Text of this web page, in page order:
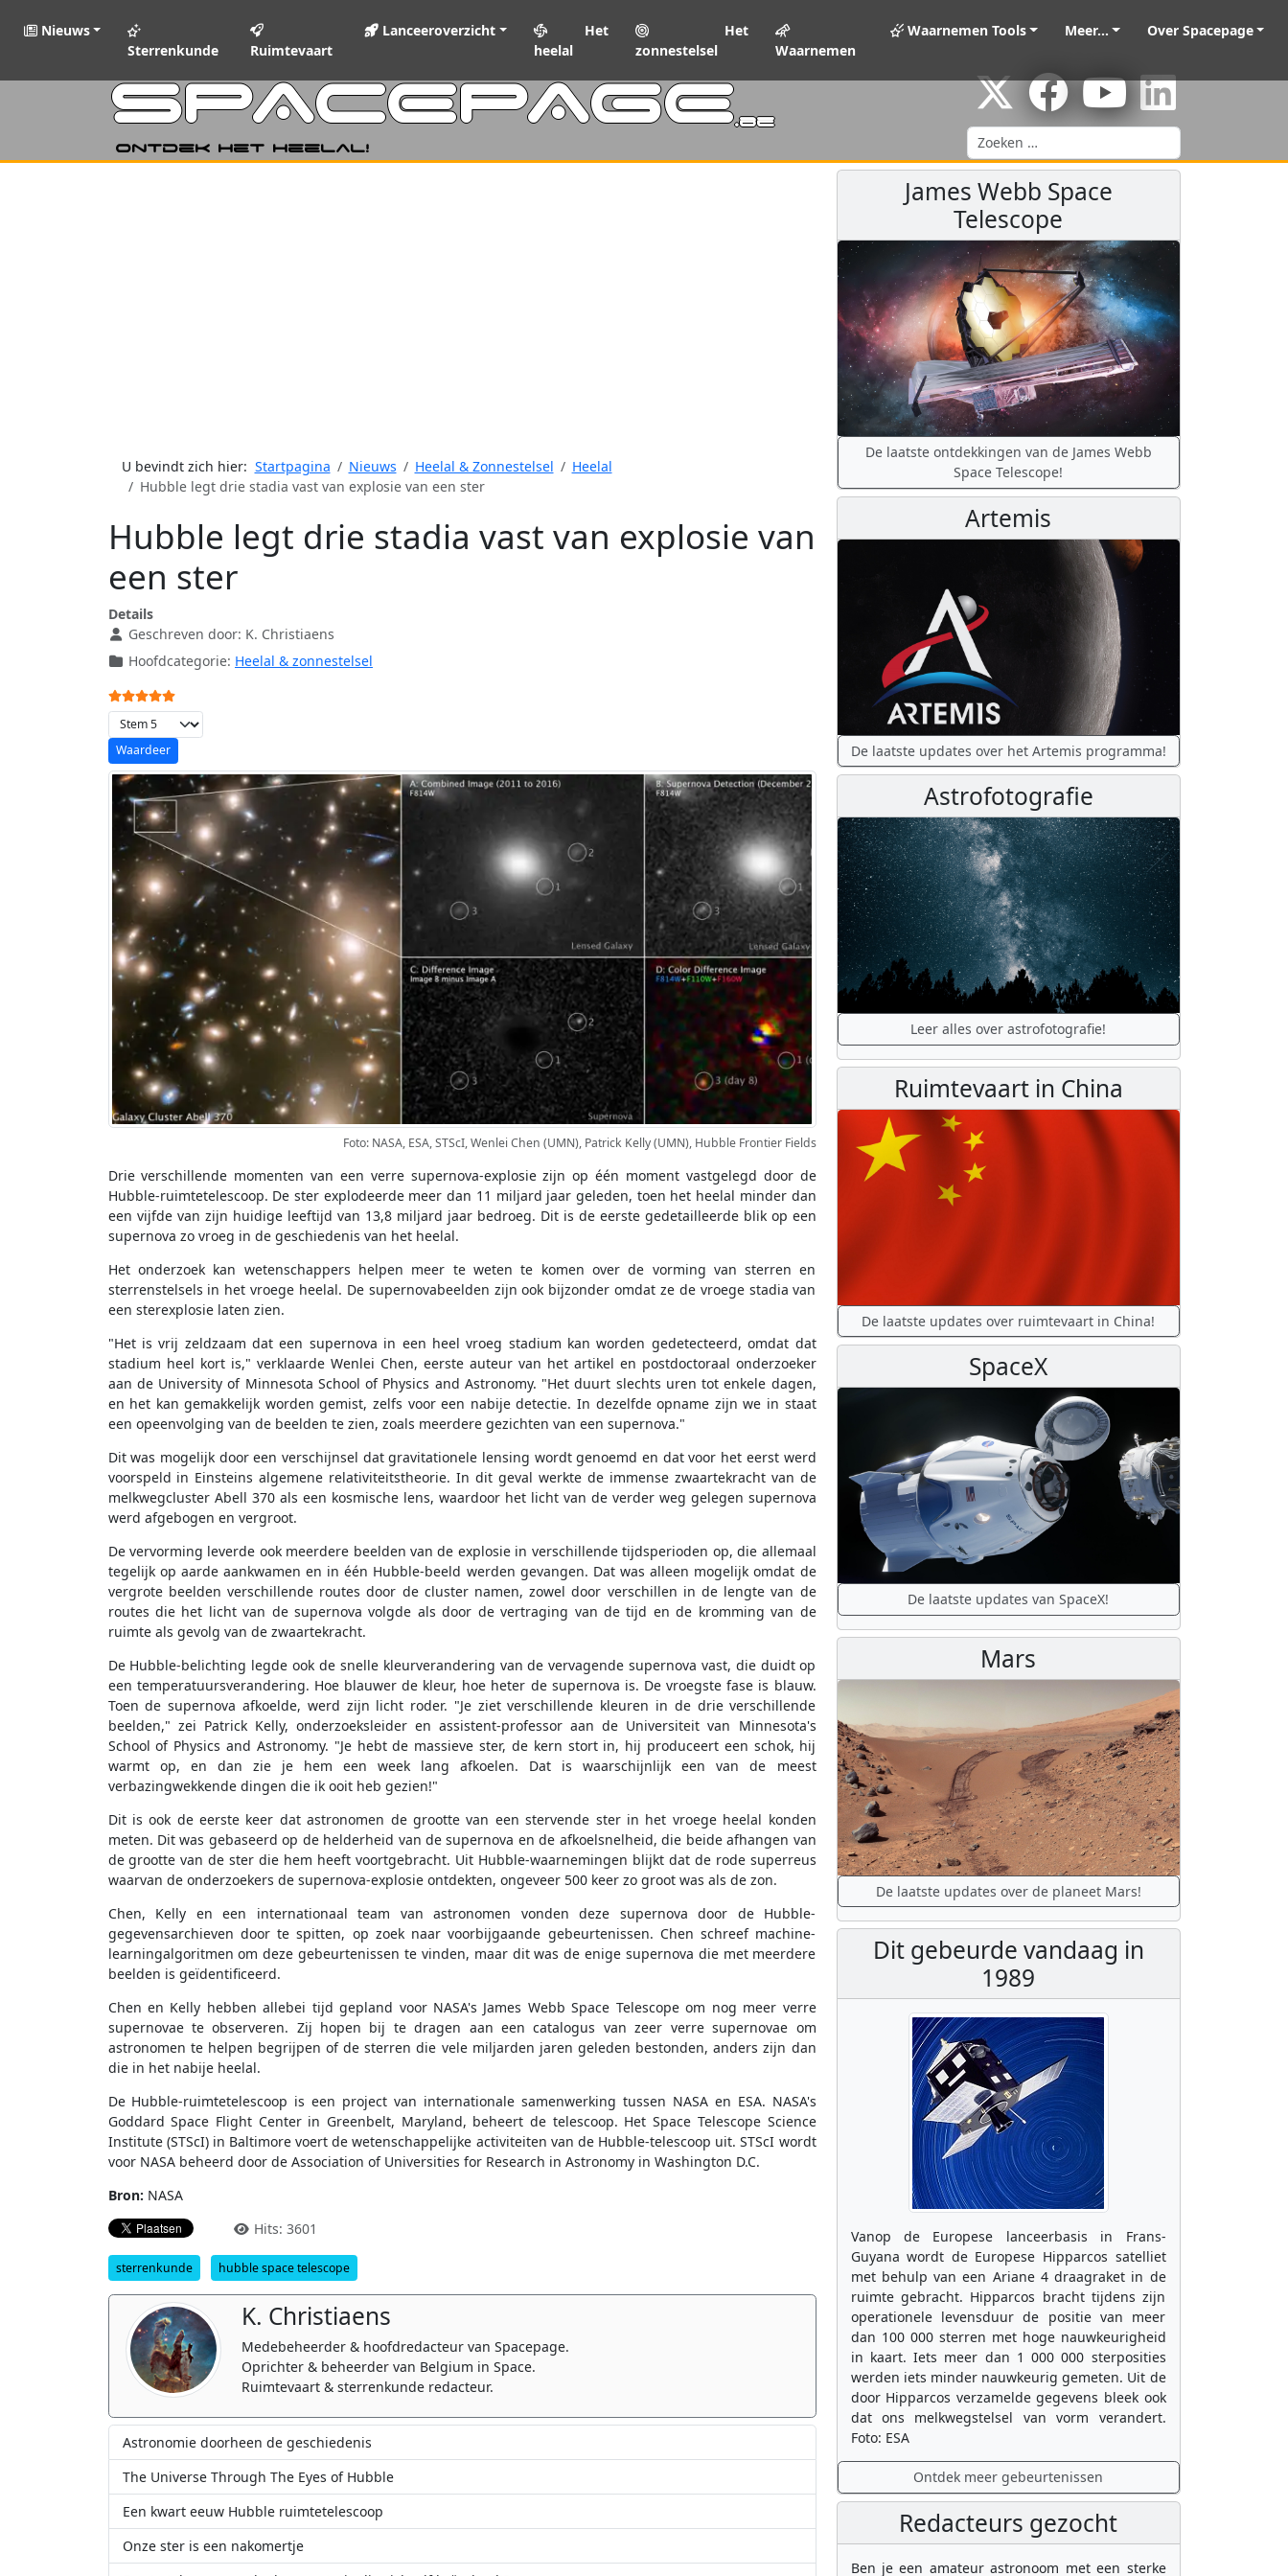
Nieuws
Sterrenkunde
Ruimtevaart
Lanceeroverzicht
Het
heelal
Het
zonnestelsel
Waarnemen
Waarnemen Tools Meer... Over Spacepage
SPACEPAGE.be
Ontdek het heelal!
Zoeken
U bevindt zich hier: Startpagina Nieuws Heelal & Zonnestelsel
Heelal
Hubble legt drie stadia vast van explosie van een ster
Hubble legt drie stadia vast van explosie van
een ster
Details
Geschreven door: K. Christiaens
Hoofdcategorie: Heelal & zonnestelsel
Gebruikerswaardering:
Voeg waardering toe
Foto: NASA, ESA, STScI, Wenlei Chen (UMN), Patrick Kelly (UMN), Hubble Frontier Fields
Drie verschillende momenten van een verre supernova-explosie zijn op één moment vastgelegd door de
Hubble-ruimtetelescoop. De ster explodeerde meer dan 11 miljard jaar geleden, toen het heelal minder dan
een vijfde van zijn huidige leeftijd van 13,8 miljard jaar bedroeg. Dit is de eerste gedetailleerde blik op een
supernova zo vroeg in de geschiedenis van het heelal.
Het onderzoek kan wetenschappers helpen meer te weten te komen over de vorming van sterren en
sterrenstelsels in het vroege heelal. De supernovabeelden zijn ook bijzonder omdat ze de vroege stadia van
een sterexplosie laten zien.
"Het is vrij zeldzaam dat een supernova in een heel vroeg stadium kan worden gedetecteerd, omdat dat
stadium heel kort is," verklaarde Wenlei Chen, eerste auteur van het artikel en postdoctoraal onderzoeker
aan de University of Minnesota School of Physics and Astronomy. "Het duurt slechts uren tot enkele dagen,
en het kan gemakkelijk worden gemist, zelfs voor een nabije detectie. In dezelfde opname zijn we in staat
een opeenvolging van de beelden te zien, zoals meerdere gezichten van een supernova."
Dit was mogelijk door een verschijnsel dat gravitationele lensing wordt genoemd en dat voor het eerst werd
voorspeld in Einsteins algemene relativiteitstheorie. In dit geval werkte de immense zwaartekracht van de
melkwegcluster Abell 370 als een kosmische lens, waardoor het licht van de verder weg gelegen supernova
werd afgebogen en vergroot.
De vervorming leverde ook meerdere beelden van de explosie in verschillende tijdsperioden op, die allemaal
tegelijk op aarde aankwamen en in één Hubble-beeld werden gevangen. Dat was alleen mogelijk omdat de
vergrote beelden verschillende routes door de cluster namen, zowel door verschillen in de lengte van de
routes die het licht van de supernova volgde als door de vertraging van de tijd en de kromming van de
ruimte als gevolg van de zwaartekracht.
De Hubble-belichting legde ook de snelle kleurverandering van de vervagende supernova vast, die duidt op
een temperatuursverandering. Hoe blauwer de kleur, hoe heter de supernova is. De vroegste fase is blauw.
Toen de supernova afkoelde, werd zijn licht roder. "Je ziet verschillende kleuren in de drie verschillende
beelden," zei Patrick Kelly, onderzoeksleider en assistent-professor aan de Universiteit van Minnesota's
School of Physics and Astronomy. "Je hebt de massieve ster, de kern stort in, hij produceert een schok, hij
warmt op, en dan zie je hem een week lang afkoelen. Dat is waarschijnlijk een van de meest
verbazingwekkende dingen die ik ooit heb gezien!"
Dit is ook de eerste keer dat astronomen de grootte van een stervende ster in het vroege heelal konden
meten. Dit was gebaseerd op de helderheid van de supernova en de afkoelsnelheid, die beide afhangen van
de grootte van de ster die hem heeft voortgebracht. Uit Hubble-waarnemingen blijkt dat de rode superreus
waarvan de onderzoekers de supernova-explosie ontdekten, ongeveer 500 keer zo groot was als de zon.
Chen, Kelly en een internationaal team van astronomen vonden deze supernova door de Hubble-
gegevensarchieven door te spitten, op zoek naar voorbijgaande gebeurtenissen. Chen schreef machine-
learningalgoritmen om deze gebeurtenissen te vinden, maar dit was de enige supernova die met meerdere
beelden is geïdentificeerd.
Chen en Kelly hebben allebei tijd gepland voor NASA's James Webb Space Telescope om nog meer verre
supernovae te observeren. Zij hopen bij te dragen aan een catalogus van zeer verre supernovae om
astronomen te helpen begrijpen of de sterren die vele miljarden jaren geleden bestonden, anders zijn dan
die in het nabije heelal.
De Hubble-ruimtetelescoop is een project van internationale samenwerking tussen NASA en ESA. NASA's
Goddard Space Flight Center in Greenbelt, Maryland, beheert de telescoop. Het Space Telescope Science
Institute (STScI) in Baltimore voert de wetenschappelijke activiteiten van de Hubble-telescoop uit. STScI wordt
voor NASA beheerd door de Association of Universities for Research in Astronomy in Washington D.C.
Bron: NASA
Hits: 3601
sterrenkunde hubble space telescope
K. Christiaens
Medebeheerder & hoofdredacteur van Spacepage.
Oprichter & beheerder van Belgium in Space.
Ruimtevaart & sterrenkunde redacteur.
Astronomie doorheen de geschiedenis
The Universe Through The Eyes of Hubble
Een kwart eeuw Hubble ruimtetelescoop
Onze ster is een nakomertje
James Webb Space
Telescope
De laatste ontdekkingen van de James Webb
Space Telescope!
Artemis
De laatste updates over het Artemis programma!
Astrofotografie
Leer alles over astrofotografie!
Ruimtevaart in China
De laatste updates over ruimtevaart in China!
SpaceX
De laatste updates van SpaceX!
Mars
De laatste updates over de planeet Mars!
Dit gebeurde vandaag in
1989
Vanop de Europese lanceerbasis in Frans-
Guyana wordt de Europese Hipparcos satelliet
met behulp van een Ariane 4 draagraket in de
ruimte gebracht. Hipparcos bracht tijdens zijn
operationele levensduur de positie van meer
dan 100 000 sterren met hoge nauwkeurigheid
in kaart. Iets meer dan 1 000 000 sterposities
werden iets minder nauwkeurig gemeten. Uit de
door Hipparcos verzamelde gegevens bleek ook
dat ons melkwegstelsel van vorm verandert.
Foto: ESA
Ontdek meer gebeurtenissen
Redacteurs gezocht
Ben je een amateur astronoom met een sterke